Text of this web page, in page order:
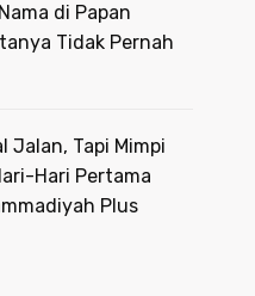
di Papan
Tidak Pernah
Jalan, Tapi Mimpi
Hari Pertama
Plus